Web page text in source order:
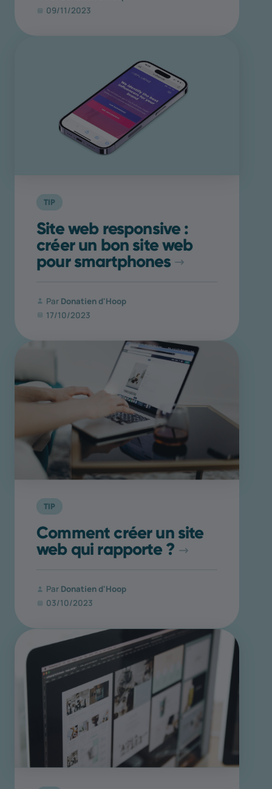
09/11/2023
TIP
Site web responsive :
créer un bon site web
pour smartphones
Par Donatien d'Hoop
17/10/2023
TIP
Comment créer un site
web qui rapporte ?
Par Donatien d'Hoop
03/10/2023